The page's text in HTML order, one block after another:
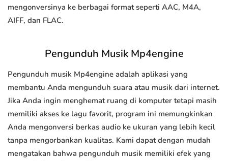
mengonversinya ke berbagai format seperti AAC, M4A,
AIFF, dan FLAC.
Pengunduh Musik Mp4engine
Pengunduh musik Mp4engine adalah aplikasi yang
membantu Anda mengunduh suara atau musik dari internet.
Jika Anda ingin menghemat ruang di komputer tetapi masih
memiliki akses ke lagu favorit, program ini memungkinkan
Anda mengonversi berkas audio ke ukuran yang lebih kecil
tanpa mengorbankan kualitas. Kami dapat dengan mudah
mengatakan bahwa pengunduh musik memiliki efek yang